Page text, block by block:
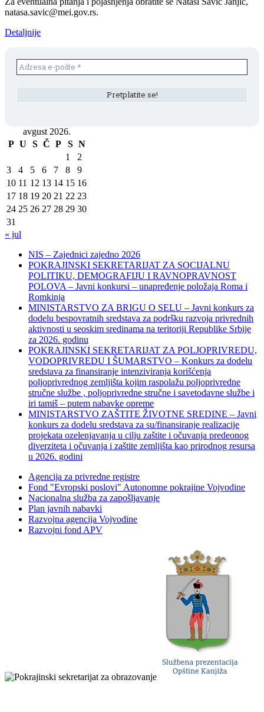
natasa.savic@mei.gov.rs.
Detaljnije
avgust 2026.
P U S Č P S N
1
2
3
4 5 6 7 8
9
10 11 12 13 14 15 16
17 18 19 20 21 22 23
24 25 26 27 28 29 30
31
« jul
NIS – Zajednici zajedno 2026
POKRAJINSKI SEKRETARIJAT ZA SOCIJALNU
POLITIKU, DEMOGRAFIJU I RAVNOPRAVNOST
POLOVA – Javni konkursi – unapređenje položaja Roma i
Romkinja
MINISTARSTVO ZA BRIGU O SELU – Javni konkurs za
dodelu bespovratnih sredstava za podršku razvoja privrednih
aktivnosti u seoskim sredinama na teritoriji Republike Srbije
za 2026. godinu
POKRAJINSKI SEKRETARIJAT ZA POLJOPRIVREDU,
VODOPRIVREDU I ŠUMARSTVO – Konkurs za dodelu
sredstava za finansiranje intenziviranja korišćenja
poljoprivrednog zemljišta kojim raspolažu poljoprivredne
stručne službe , poljoprivredne stručne i savetodavne službe i
iri tamiš ‒ putem nabavke opreme
MINISTARSTVO ZAŠTITE ŽIVOTNE SREDINE – Javni
konkurs za dodelu sredstava za su/finansiranje realizacije
projekata ozelenjavanja u cilju zaštite i očuvanja predeonog
diverziteta i očuvanja i zaštite zemljišta kao prirodnog resursa
u 2026. godini
Agencija za privredne registre
Fond "Evropski poslovi" Autonomne pokrajine Vojvodine
Nacionalna služba za zapošljavanje
Plan javnih nabavki
Razvojna agencija Vojvodine
Razvojni fond APV